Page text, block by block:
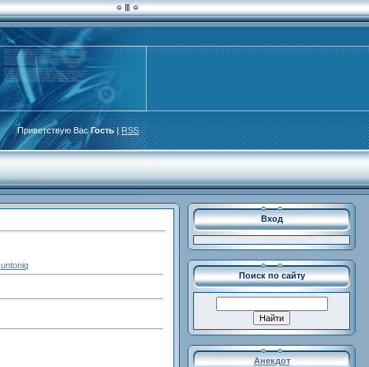
Приветствую ВасГость|RSS
untoniq
Вход
Поиск по сайту
Анекдот